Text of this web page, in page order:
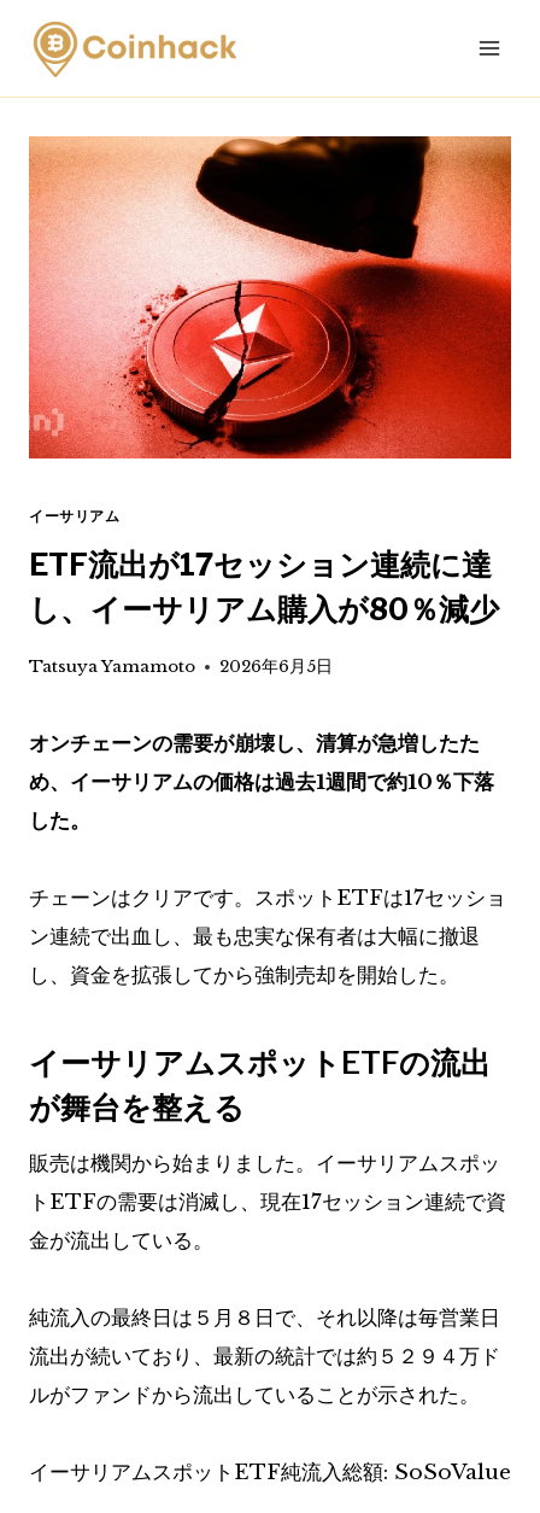
Skip
content
イーサリアム
ETF流出が17セッション連続に達
し、イーサリアム購入が80％減少
Tatsuya Yamamoto 2026年6月5日
オンチェーンの需要が崩壊し、清算が急増したた
め、イーサリアムの価格は過去1週間で約10％下落
した。
チェーンはクリアです。スポットETFは17セッショ
ン連続で出血し、最も忠実な保有者は大幅に撤退
し、資金を拡張してから強制売却を開始した。
イーサリアムスポットETFの流出
が舞台を整える
販売は機関から始まりました。イーサリアムスポッ
トETFの需要は消滅し、現在17セッション連続で資
金が流出している。
純流入の最終日は５月８日で、それ以降は毎営業日
流出が続いており、最新の統計では約５２９４万ド
ルがファンドから流出していることが示された。
イーサリアムスポットETF純流入総額: SoSoValue